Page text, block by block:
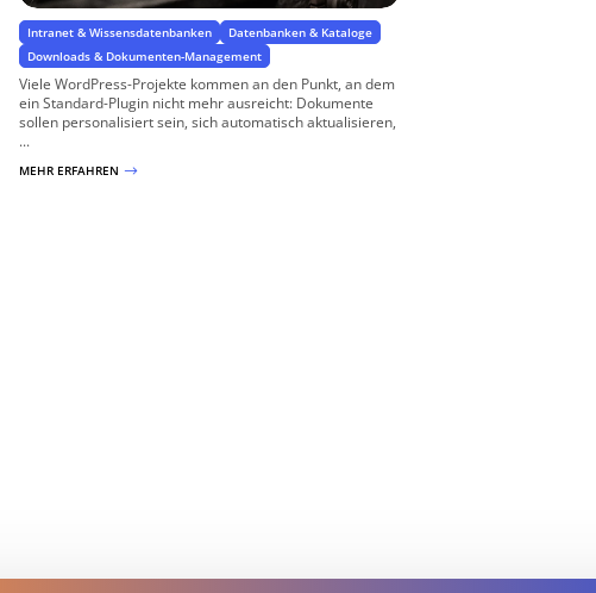
Intranet & Wissensdatenbanken
Datenbanken & Kataloge
Downloads & Dokumenten-Management
Viele WordPress-Projekte kommen an den Punkt, an dem
ein Standard-Plugin nicht mehr ausreicht: Dokumente
sollen personalisiert sein, sich automatisch aktualisieren,
...
MEHR ERFAHREN $